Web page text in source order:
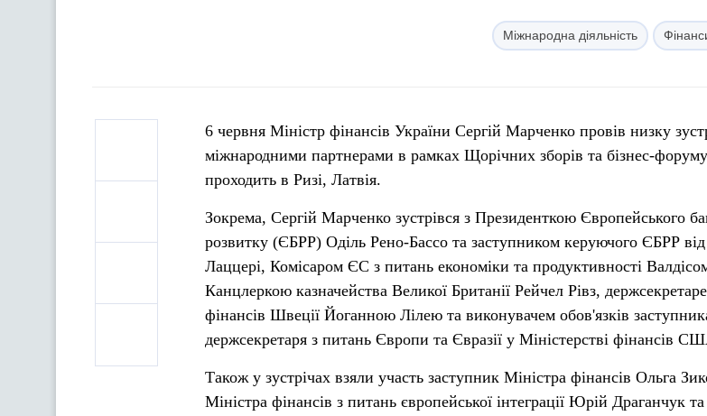
Міжнародна діяльність
6 червня Міністр фінансів України Сергій Марченко провів низку
міжнародними партнерами в рамках Щорічних зборів та бізнес-
проходить в Ризі, Латвія.
Зокрема, Сергій Марченко зустрівся з Президенткою Європейського
розвитку (ЄБРР) Оділь Рено-Бассо та заступником керуючого ЄБРР
Лаццері, Комісаром ЄС з питань економіки та продуктивності
Канцлеркою казначейства Великої Британії Рейчел Рівз,
фінансів Швеції Йоганною Лілею та виконувачем обов'язків
держсекретаря з питань Європи та Євразії у Міністерстві фінансів
Також у зустрічах взяли участь заступник Міністра фінансів Ольга
Міністра фінансів з питань європейської інтеграції Юрій Драганчук